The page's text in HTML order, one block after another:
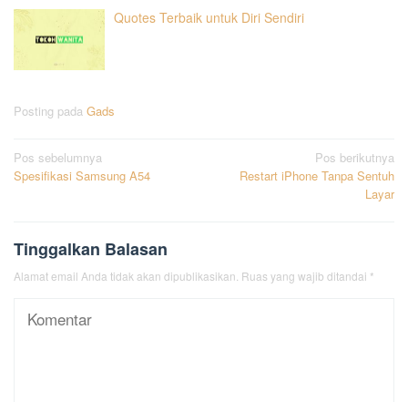
Quotes Terbaik untuk Diri Sendiri
Posting pada Gads
Navigasi
pos
Pos sebelumnya
Spesifikasi Samsung A54
Pos berikutnya
Restart iPhone Tanpa Sentuh
Layar
Tinggalkan Balasan
Alamat email Anda tidak akan dipublikasikan. Ruas yang wajib ditandai *